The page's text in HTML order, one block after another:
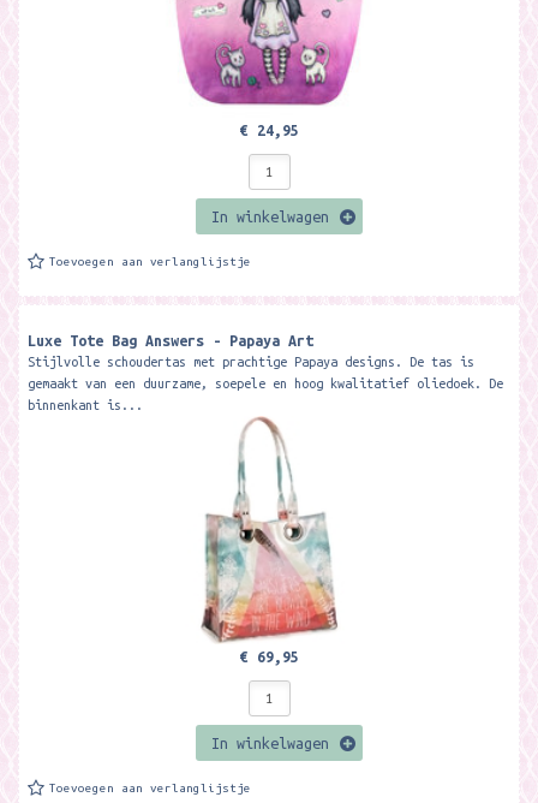
€ 24,95
In winkelwagen
Toevoegen aan verlanglijstje
Luxe Tote Bag Answers - Papaya Art
Stijlvolle schoudertas met prachtige Papaya designs. De tas is
gemaakt van een duurzame, soepele en hoog kwalitatief oliedoek. De
binnenkant is...
€ 69,95
In winkelwagen
Toevoegen aan verlanglijstje